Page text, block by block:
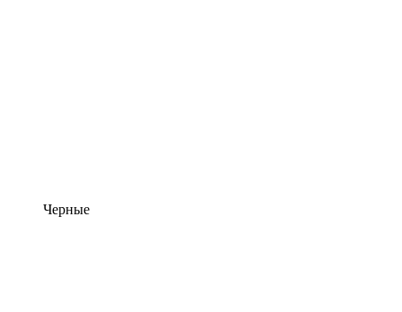
Черные